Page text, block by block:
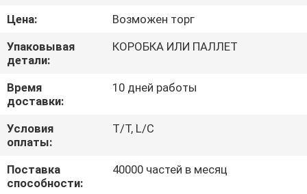
СВЯЖИТЕСЬ
МЫ
СПРОСИТЕ
ЦИТАТУ
КАРТА
САЙТА
Цена:
Возможен торг
Упаковывая
детали:
КОРОБКА ИЛИ ПАЛЛЕТ
Время
доставки:
10 дней работы
Условия
оплаты:
T/T, L/C
Поставка
способности:
40000 частей в месяц